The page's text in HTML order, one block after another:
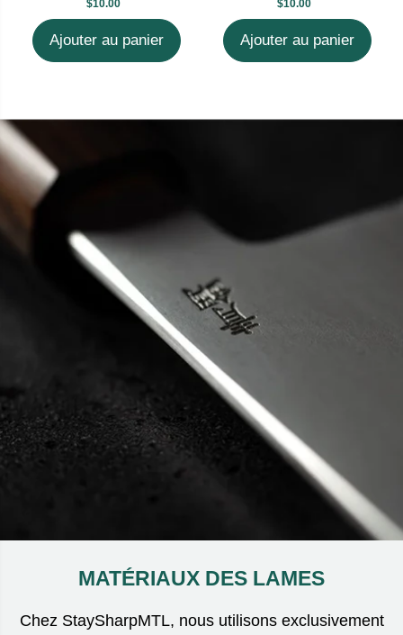
$10.00
Ajouter au panier
$10.00
Ajouter au panier
MATÉRIAUX DES LAMES
Chez StaySharpMTL, nous utilisons exclusivement